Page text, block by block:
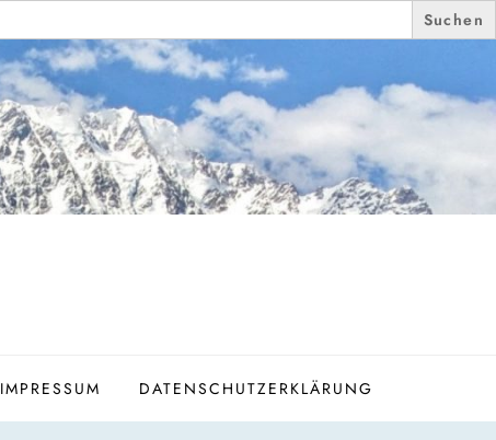
IMPRESSUM DATENSCHUTZERKLÄRUNG